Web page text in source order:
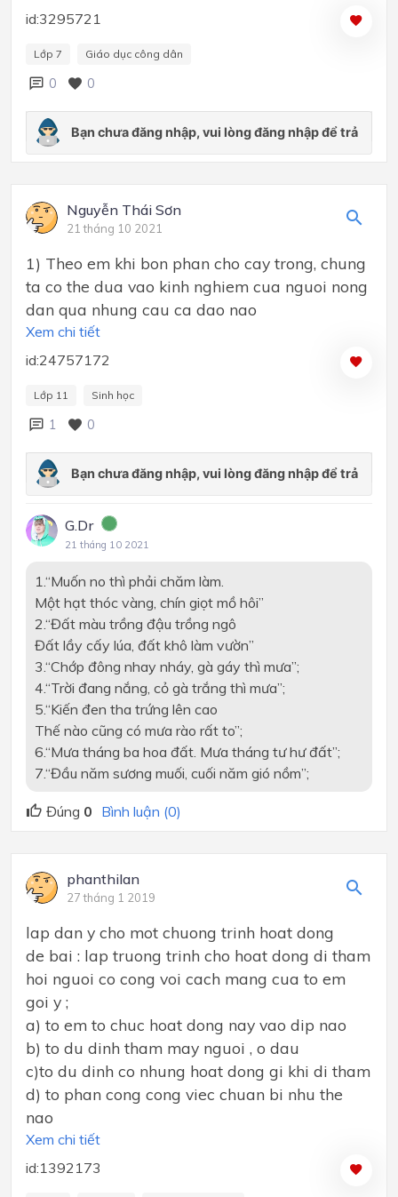
id:3295721
Lớp 7 Giáo dục công dân
0 0
Nguyễn Thái Sơn
21 tháng 10 2021
1) Theo em khi bon phan cho cay trong, chung
ta co the dua vao kinh nghiem cua nguoi nong
dan qua nhung cau ca dao nao
Xem chi tiết
id:24757172
Lớp 11 Sinh học
1 0
G.Dr
21 tháng 10 2021
1.“Muốn no thì phải chăm làm.
Một hạt thóc vàng, chín giọt mồ hôi”
2.“Đất màu trồng đậu trồng ngô
Đất lầy cấy lúa, đất khô làm vườn”
3.“Chớp đông nhay nháy, gà gáy thì mưa”;
4.“Trời đang nắng, cỏ gà trắng thì mưa”;
5.“Kiến đen tha trứng lên cao
Thế nào cũng có mưa rào rất to”;
6.“Mưa tháng ba hoa đất. Mưa tháng tư hư đất”;
7.“Đầu năm sương muối, cuối năm gió nồm”;
Đúng 0 Bình luận (0)
phanthilan
27 tháng 1 2019
lap dan y cho mot chuong trinh hoat dong
de bai : lap truong trinh cho hoat dong di tham
hoi nguoi co cong voi cach mang cua to em
goi y ;
a) to em to chuc hoat dong nay vao dip nao
b) to du dinh tham may nguoi , o dau
c)to du dinh co nhung hoat dong gi khi di tham
d) to phan cong cong viec chuan bi nhu the
nao
Xem chi tiết
id:1392173